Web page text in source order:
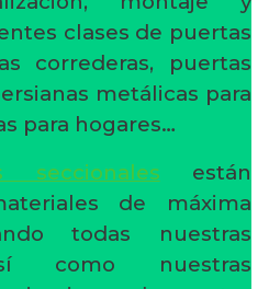
clases de puertas
correderas, puertas
metálicas para
para hogares…
seccionales están
de máxima
todas nuestras
como nuestras